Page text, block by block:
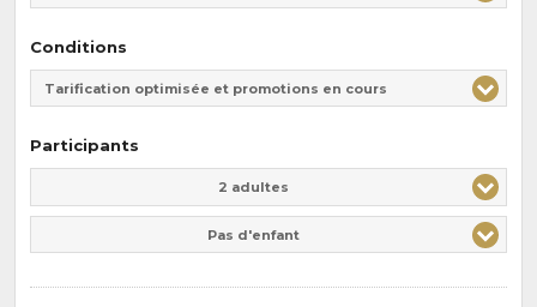
Conditions
Tarification optimisée et promotions en cours
Participants
2 adultes
Pas d'enfant